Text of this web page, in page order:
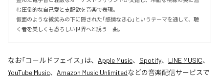
む圧倒的な自己愛と支配欲を音楽で表現。
仮面のような微笑みの下に隠された「感情なき心」というテーマを通して、聴
く者を美しくも恐ろしい世界へと誘う一曲。
なお「コールドフェイス 」は、 Apple Music、 Spotify、 LINE MUSIC、
YouTube Music、 Amazon Music Unlimitedなどの音楽配信サービスで